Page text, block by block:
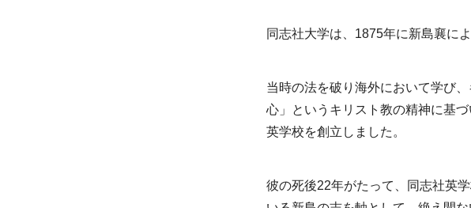
同志社大学は、1875年に新島襄に
当時の法を破り海外において学び
心」というキリスト教の精神に基
英学校を創立しました。
彼の死後22年がたって、同志社英